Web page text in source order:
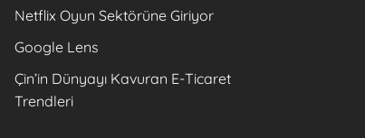
Netflix Oyun Sektörüne Giriyor
Google Lens
Çin’in Dünyayı Kavuran E-Ticaret
Trendleri